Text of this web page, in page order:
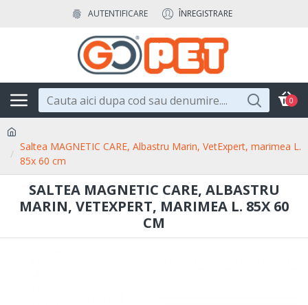
AUTENTIFICARE ÎNREGISTRARE
0
Saltea MAGNETIC CARE, Albastru Marin, VetExpert, marimea L.
85x 60 cm
SALTEA MAGNETIC CARE, ALBASTRU
MARIN, VETEXPERT, MARIMEA L. 85X 60
CM